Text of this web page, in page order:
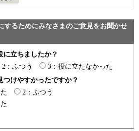
するためにみなさまのご意見をお聞かせ
に立ちましたか？
2：ふつう
3：役に立たなかった
つけやすかったですか？
2：ふつう